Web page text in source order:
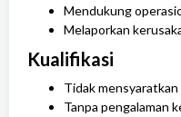
Mendukung
Melaporkan
Kualifikasi
Tidak mensyaratkan
Tanpa pengalaman